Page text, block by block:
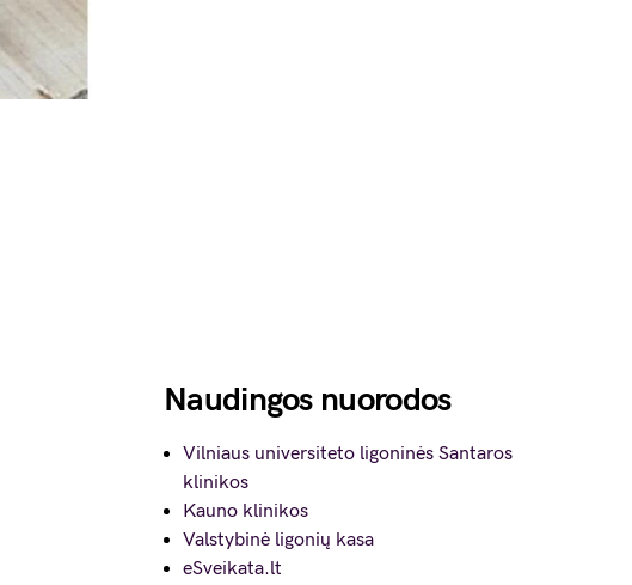
Naudingos nuorodos
Vilniaus universiteto ligoninės Santaros
klinikos
Kauno klinikos
Valstybinė ligonių kasa
eSveikata.lt